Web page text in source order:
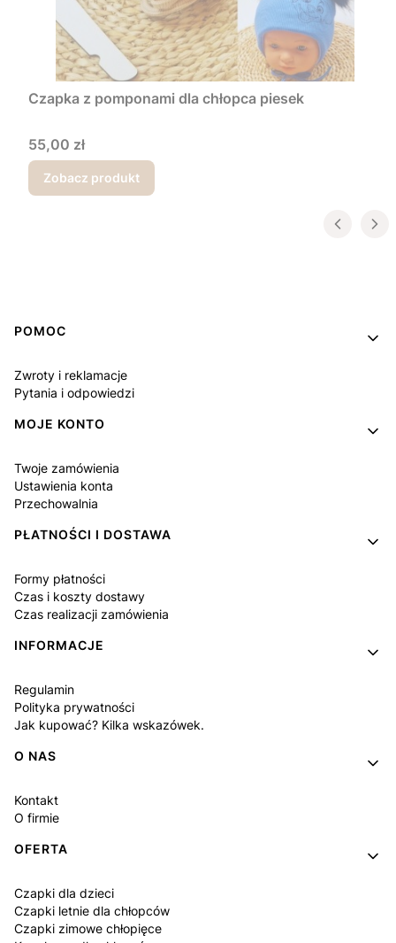
Czapka z pomponami dla chłopca piesek
Cena
55,00 zł
Zobacz produkt
Linki w stopce
POMOC
Zwroty i reklamacje
Pytania i odpowiedzi
MOJE KONTO
Twoje zamówienia
Ustawienia konta
Przechowalnia
PŁATNOŚCI I DOSTAWA
Formy płatności
Czas i koszty dostawy
Czas realizacji zamówienia
INFORMACJE
Regulamin
Polityka prywatności
Jak kupować? Kilka wskazówek.
O NAS
Kontakt
O firmie
OFERTA
Czapki dla dzieci
Czapki letnie dla chłopców
Czapki zimowe chłopięce